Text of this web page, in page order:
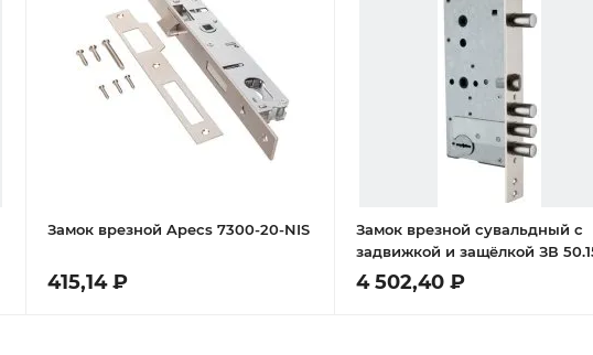
Замок врезной Apecs 7300-20-NIS
415,14 ₽
Замок врезной сувальдный с
задвижкой и защёлкой ЗВ
кл. /123:159/
4 502,40 ₽